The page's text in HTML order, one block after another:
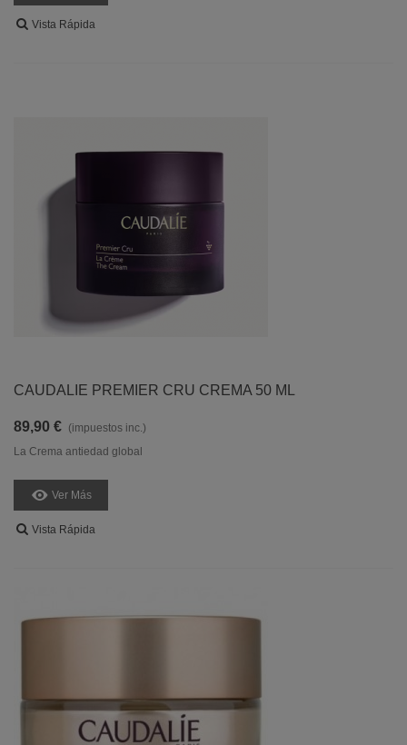
Vista Rápida
CAUDALIE PREMIER CRU CREMA 50 ML
89,90 € (impuestos inc.)
La Crema antiedad global
Ver Más
Vista Rápida